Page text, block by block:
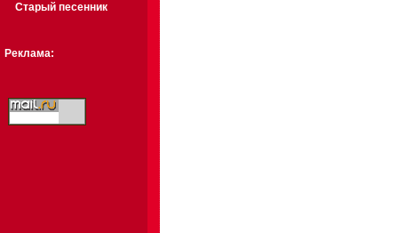
Старый песенник
Реклама: